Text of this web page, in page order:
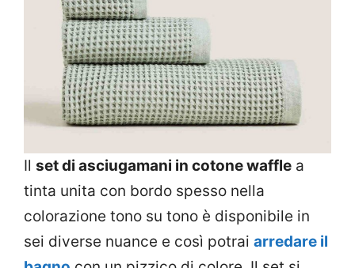
Il set di asciugamani in cotone waffle a
tinta unita con bordo spesso nella
colorazione tono su tono è disponibile in
sei diverse nuance e così potrai arredare il